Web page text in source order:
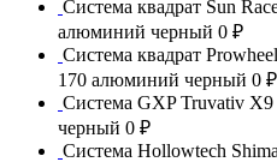
Система квадрат Sun
алюминий черный 0 ₽
Система квадрат
170 алюминий черный 0 ₽
Система GXP Truvativ
черный 0 ₽
Система Hollowtech